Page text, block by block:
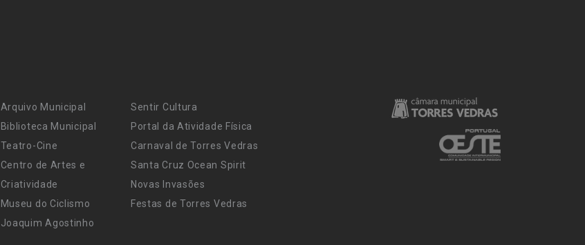
Arquivo Municipal
Biblioteca Municipal
Teatro-Cine
Centro de Artes e
Criatividade
Museu do Ciclismo
Joaquim Agostinho
Sentir Cultura
Portal da Atividade Física
Carnaval de Torres Vedras
Santa Cruz Ocean Spirit
Novas Invasões
Festas de Torres Vedras